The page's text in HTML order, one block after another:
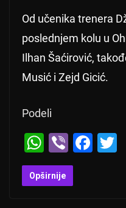
Od učenika trenera
poslednjem kolu u
Ilhan Šaćirović,
Musić i Zejd Gicić.
Podeli
W
h
at
Vi
b
er
F
Opširnije